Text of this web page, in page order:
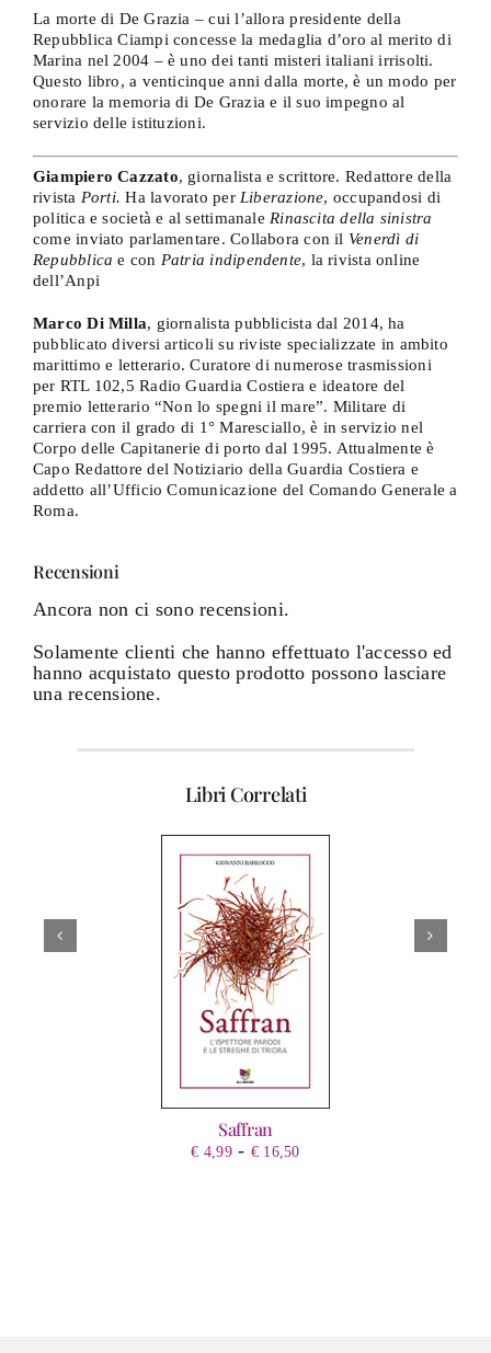
La morte di De Grazia – cui l’allora presidente della
Repubblica Ciampi concesse la medaglia d’oro al merito di
Marina nel 2004 – è uno dei tanti misteri italiani irrisolti.
Questo libro, a venticinque anni dalla morte, è un modo per
onorare la memoria di De Grazia e il suo impegno al
servizio delle istituzioni.
Giampiero Cazzato, giornalista e scrittore. Redattore della
rivista Porti. Ha lavorato per Liberazione, occupandosi di
politica e società e al settimanale Rinascita della sinistra
come inviato parlamentare. Collabora con il Venerdì di
Repubblica e con Patria indipendente, la rivista online
dell’Anpi
Marco Di Milla, giornalista pubblicista dal 2014, ha
pubblicato diversi articoli su riviste specializzate in ambito
marittimo e letterario. Curatore di numerose trasmissioni
per RTL 102,5 Radio Guardia Costiera e ideatore del
premio letterario “Non lo spegni il mare”. Militare di
carriera con il grado di 1° Maresciallo, è in servizio nel
Corpo delle Capitanerie di porto dal 1995. Attualmente è
Capo Redattore del Notiziario della Guardia Costiera e
addetto all’Ufficio Comunicazione del Comando Generale a
Roma.
Recensioni
Ancora non ci sono recensioni.
Solamente clienti che hanno effettuato l'accesso ed
hanno acquistato questo prodotto possono lasciare
una recensione.
Libri Correlati
Saffran
€ 4,99 - € 16,50Fascia